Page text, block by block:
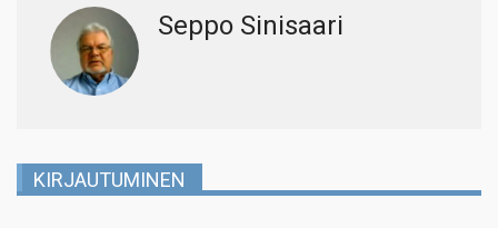
Seppo Sinisaari
KIRJAUTUMINEN